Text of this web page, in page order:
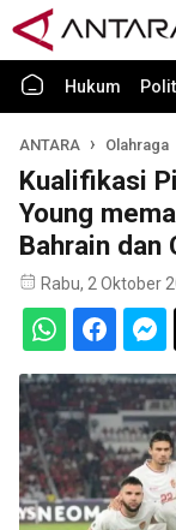
Hukum
ANTARA Olahraga
Kualifikasi
Young
Bahrain dan
Rabu, 2 Oktober